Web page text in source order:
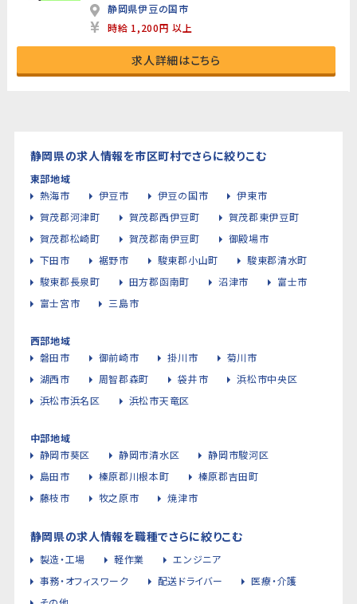
静岡県伊豆の国市
時給 1,200円 以上
求人詳細はこちら
静岡県の求人情報を市区町村でさらに絞りこむ
東部地域
熱海市
伊豆市 伊豆の国市
伊東市
賀茂郡河津町
賀茂郡西伊豆町
賀茂郡東伊豆町
賀茂郡松崎町
賀茂郡南伊豆町
御殿場市
下田市
裾野市 駿東郡小山町
駿東郡清水町
駿東郡長泉町
田方郡函南町 沼津市
富士市
富士宮市
三島市
西部地域
磐田市
御前崎市 掛川市
菊川市
湖西市
周智郡森町 袋井市
浜松市中央区
浜松市浜名区
浜松市天竜区
中部地域
静岡市葵区
静岡市清水区
静岡市駿河区
島田市
榛原郡川根本町
榛原郡吉田町
藤枝市
牧之原市 焼津市
静岡県の求人情報を職種でさらに絞りこむ
製造・工場 軽作業
エンジニア
事務・オフィスワーク
配送ドライバー
医療・介護